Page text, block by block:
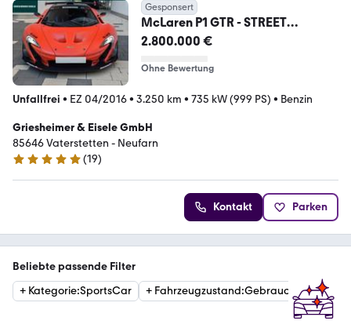
Gesponsert
McLaren P1 GTR - STREET
VERSION - LANZANTE
2.800.000 €
Ohne Bewertung
Unfallfrei • EZ 04/2016• 3.250 km • 735 kW (999 PS) • Benzin
Griesheimer & Eisele GmbH
85646 Vaterstetten - Neufarn
5 Sterne
(19)
Kontakt Parken
Beliebte passende Filter
+ Kategorie:SportsCar + Fahrzeugzustand:Gebraucht +